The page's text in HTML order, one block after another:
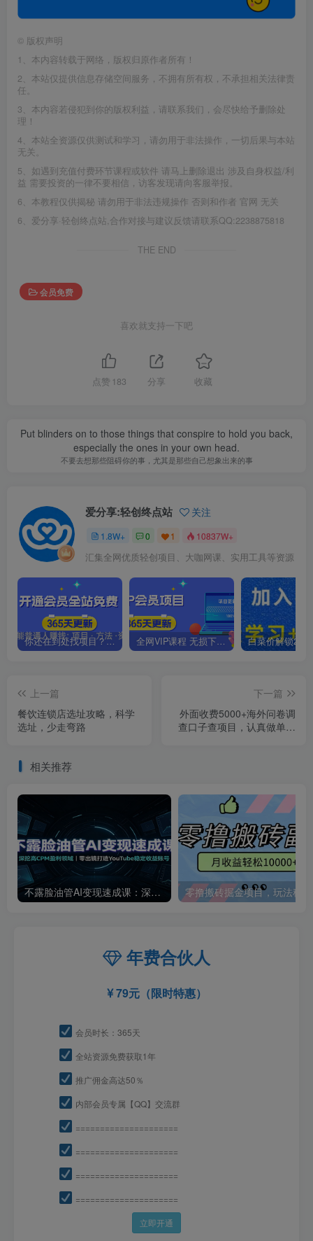
© 版权声明
1、本内容转载于网络，版权归原作者所有！
2、本站仅提供信息存储空间服务，不拥有所有权，不承担相关法律责
任。
3、本内容若侵犯到你的版权利益，请联系我们，会尽快给予删除处
理！
4、本站全资源仅供测试和学习，请勿用于非法操作，一切后果与本站
无关。
5、如遇到充值付费环节课程或软件 请马上删除退出 涉及自身权益/利
益 需要投资的一律不要相信，访客发现请向客服举报。
6、本教程仅供揭秘 请勿用于非法违规操作 否则和作者 官网 无关
6、爱分享·轻创终点站,合作对接与建议反馈请联系QQ:2238875818
THE END
会员免费
喜欢就支持一下吧
点赞 183 分享 收藏
Put blinders on to those things that conspire to hold you back,
especially the ones in your own head.
不要去想那些阻碍你的事，尤其是那些自己想象出来的事
爱分享:轻创终点站 关注
1.8W+ 0 1 10837W+
汇集全网优质轻创项目、大咖网课、实用工具等资源
你还在到处找项目？还在当韭菜？我靠卖项目一个月收入5万+，曾经我也是个失败者。 全网VIP课程 无损下载~.~
上一篇
餐饮连锁店选址攻略，科学
选址，少走弯路
下一篇
外面收费5000+海外问卷调
查口子查项目，认真做单机
相关推荐
不露脸油管AI变现速成课：深挖高CPM盈利领域，零出镜打造YouTube稳定收益账号
年费合伙人
79元（限时特惠）
会员时长：365天
全站资源免费获取1年
推广佣金高达50％
内部会员专属【QQ】交流群
=====================
=====================
=====================
=====================
立即开通